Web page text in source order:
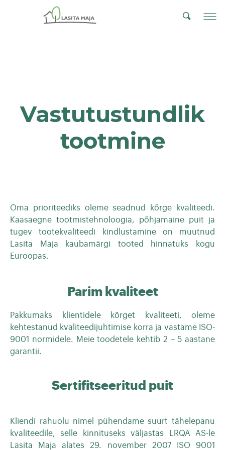
Vastutustundlik
tootmine
Oma prioriteediks oleme seadnud kõrge kvaliteedi.
Kaasaegne tootmistehnoloogia, põhjamaine puit ja
tugev tootekvaliteedi kindlustamine on muutnud
Lasita Maja kaubamärgi tooted hinnatuks kogu
Euroopas.
Parim kvaliteet
Pakkumaks klientidele kõrget kvaliteeti, oleme
kehtestanud kvaliteedijuhtimise korra ja vastame ISO-
9001 normidele. Meie toodetele kehtib 2 – 5 aastane
garantii.
Sertifitseeritud puit
Kliendi rahuolu nimel pühendame suurt tähelepanu
kvaliteedile, selle kinnituseks väljastas LRQA AS-le
Lasita Maja alates 29. november 2007 ISO 9001